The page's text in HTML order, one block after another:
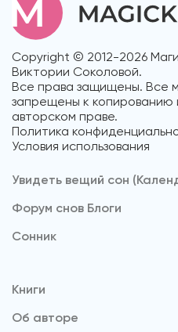
Copyright © 2012-2026
Виктории Соколовой.
Все права защищены. Все
запрещены к копированию
авторском праве.
Политика
Условия использования
Увидеть вещий сон
Форум снов Блоги
Cонник
Книги
Об авторе